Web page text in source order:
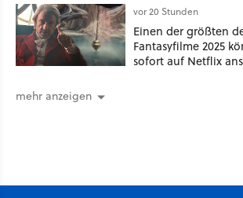
vor 20 Stunden
Einen der größten
Fantasyfilme 2025
sofort auf Netflix
mehr anzeigen